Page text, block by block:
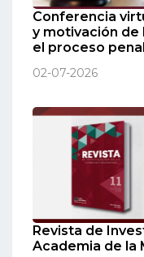
Conferencia
y motivación de
el proceso
02-07-2026
Revista de
Academia de la